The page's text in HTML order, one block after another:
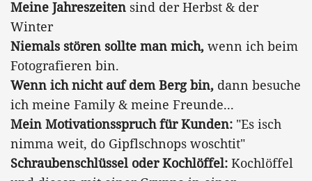
Meine Jahreszeiten sind der Herbst & der
Winter
Niemals stören sollte man mich, wenn ich beim
Fotografieren bin.
Wenn ich nicht auf dem Berg bin, dann besuche
ich meine Family & meine Freunde...
Mein Motivationsspruch für Kunden: "Es isch
nimma weit, do Gipflschnops woschtit"
Schraubenschlüssel oder Kochlöffel: Kochlöffel